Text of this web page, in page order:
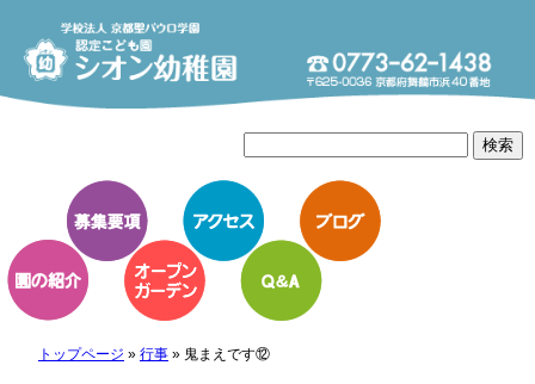
トップページ » 行事» 鬼まえです⑫